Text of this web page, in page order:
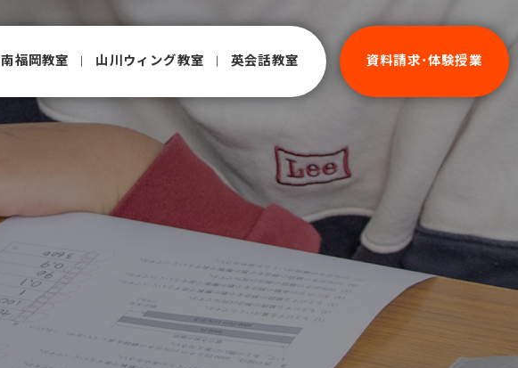
南福岡教室 ⼭川ウィング教室 英会話教室 資料請求･体験授業